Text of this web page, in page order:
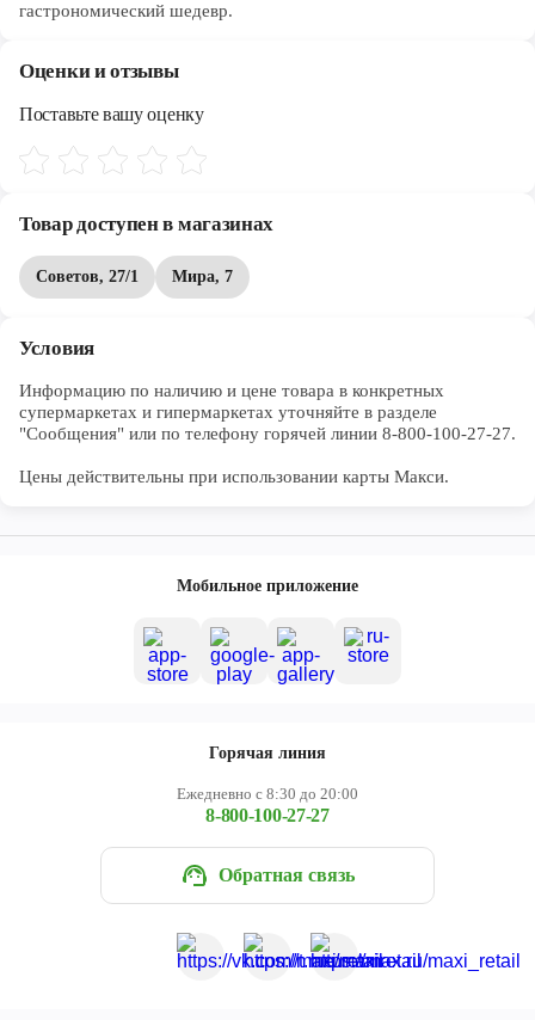
гастрономический шедевр.
Оценки и отзывы
Поставьте вашу оценку
Товар доступен в магазинах
Советов, 27/1 Мира, 7
Условия
Информацию по наличию и цене товара в конкретных
супермаркетах и гипермаркетах уточняйте в разделе
"Сообщения" или по телефону горячей линии 8-800-100-27-27.
Цены действительны при использовании карты Макси.
Мобильное приложение
Горячая линия
Ежедневно с 8:30 до 20:00
8-800-100-27-27
Обратная связь